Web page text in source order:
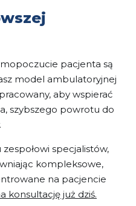
pacjenta są
model ambulatoryjnej
aby wspierać
szybszego powrotu do
specjalistów,
kompleksowe,
na pacjencie
konsultację już dziś.